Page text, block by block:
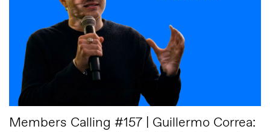
Members Calling #157 | Guillermo Correa: